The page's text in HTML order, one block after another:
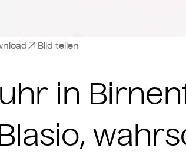
in
Bild teilen